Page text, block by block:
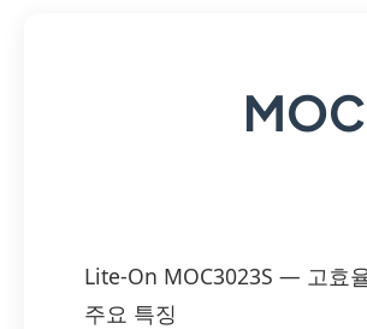
Lite-On MOC3023S — 고효
주요 특징